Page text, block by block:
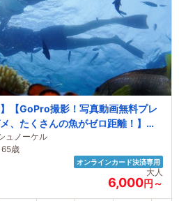
【GoPro撮影！写真動画無料プレ
、たくさんの魚がゼロ距離！】当
！バナナボートで行くシュノーケ
ュノーケル
歳
オンラインカード決済専用
大人
6,000円～